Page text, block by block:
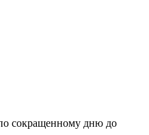
сокращенному дню до